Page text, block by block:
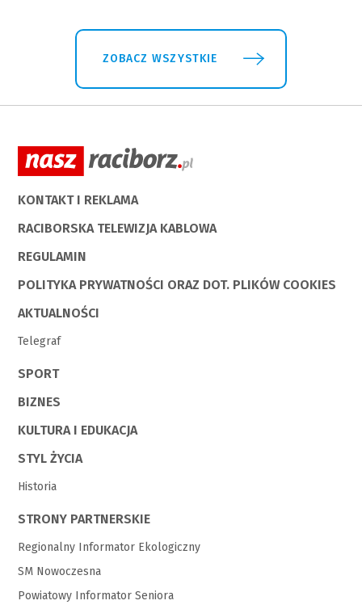
ZOBACZ WSZYSTKIE
KONTAKT I REKLAMA
RACIBORSKA TELEWIZJA KABLOWA
REGULAMIN
POLITYKA PRYWATNOŚCI ORAZ DOT. PLIKÓW COOKIES
AKTUALNOŚCI
Telegraf
SPORT
BIZNES
KULTURA I EDUKACJA
STYL ŻYCIA
Historia
STRONY PARTNERSKIE
Regionalny Informator Ekologiczny
SM Nowoczesna
Powiatowy Informator Seniora